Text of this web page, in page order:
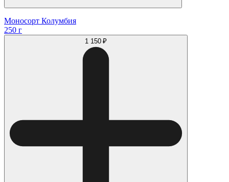
Моносорт Колумбия
250 г
1 150 ₽